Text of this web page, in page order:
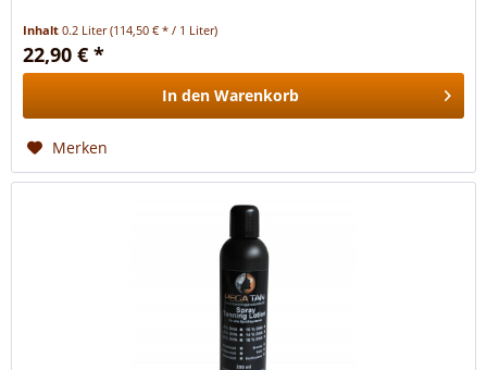
Inhalt0.2 Liter(114,50 € * / 1 Liter)
22,90 € *
In den Warenkorb
Merken